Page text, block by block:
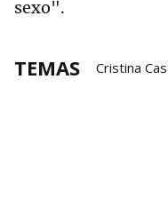
sexo".
TEMAS Cristina